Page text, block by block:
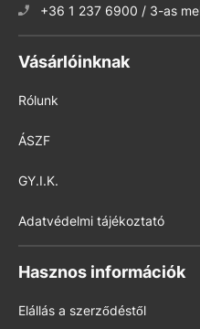
+36 1 237 6900 / 3-as
Vásárlóinknak
Rólunk
ÁSZF
GY.I.K.
Adatvédelmi tájékoztató
Hasznos információk
Elállás a szerződéstől